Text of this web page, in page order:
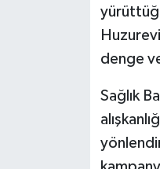
denge
Sağlık
İş Dünyası
Jandarma